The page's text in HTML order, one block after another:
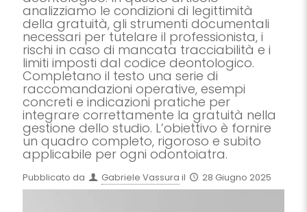
analizziamo le condizioni di legittimità
della gratuità, gli strumenti documentali
necessari per tutelare il professionista, i
rischi in caso di mancata tracciabilità e i
limiti imposti dal codice deontologico.
Completano il testo una serie di
raccomandazioni operative, esempi
concreti e indicazioni pratiche per
integrare correttamente la gratuità nella
gestione dello studio. L’obiettivo è fornire
un quadro completo, rigoroso e subito
applicabile per ogni odontoiatra.
Pubblicato da Gabriele Vassura il 28 Giugno 2025